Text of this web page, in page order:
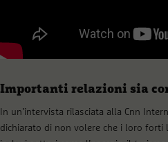
Importanti relazioni sia
In un’intervista rilasciata alla Cnn
dichiarato di non volere che i loro forti